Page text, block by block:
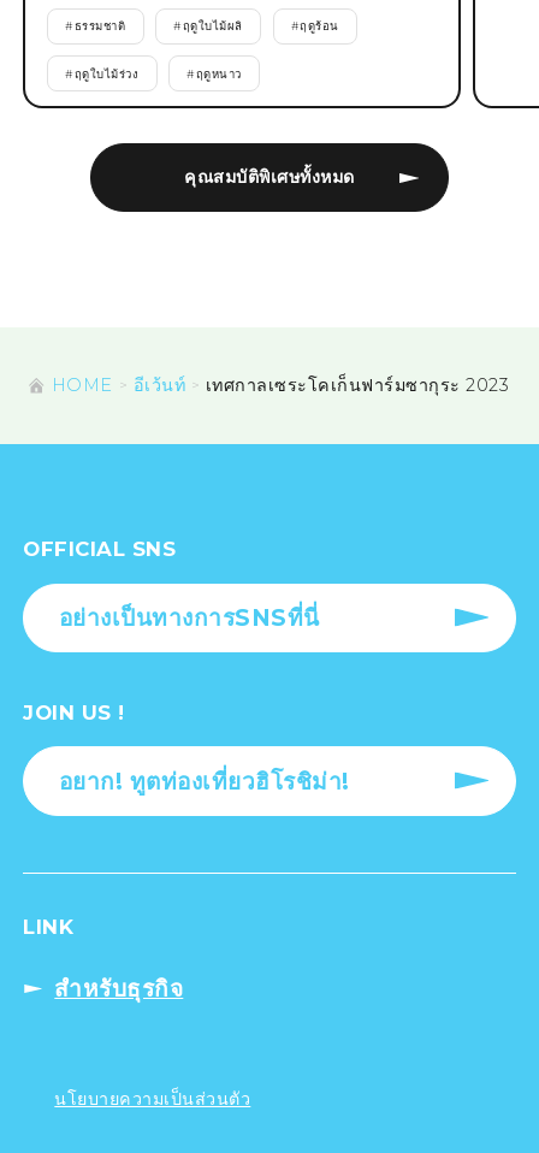
คุณสมบัติพิเศษทั้งหมด
#ธรรมชาติ #ฤดูใบไม้ผลิ #ฤดูร้อน
#ฤดูใบไม้ร่วง #ฤดูหนาว
HOME อีเว้นท์ เทศกาลเซระโคเก็นฟาร์มซากุระ 2023
OFFICIAL SNS
อย่างเป็นทางการSNSที่นี่
JOIN US !
อยาก! ทูตท่องเที่ยวฮิโรชิม่า!
LINK
สำหรับธุรกิจ
นโยบายความเป็นส่วนตัว